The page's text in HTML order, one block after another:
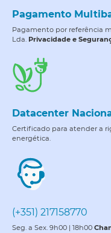
Pagamento
Pagamento por referência
Lda. Privacidade e
Datacenter
Certificado para atender a
energética.
(+351) 217158770
Seg. a Sex. 9h00 | 18h00